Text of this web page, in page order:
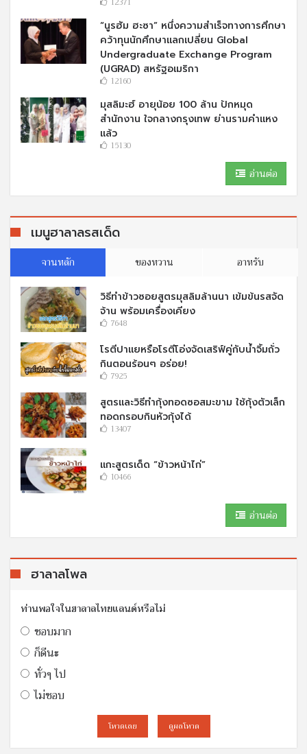
“นูรฮัม ฮะซา” หนึ่งความสำเร็จทางการศึกษา
คว้าทุนนักศึกษาแลกเปลี่ยน Global
Undergraduate Exchange Program
(UGRAD) สหรัฐอเมริกา
12160
มุสลิมะฮ์ อายุน้อย 100 ล้าน ปักหมุด
สำนักงาน ใจกลางกรุงเทพ ย่านรามคำแหง
แล้ว
15130
อ่านต่อ
เมนูฮาลาลรสเด็ด
จานหลัก ของหวาน อาหรับ
วิธีทำข้าวซอยสูตรมุสลิมล้านนา เข้มข้นรสจัด
จ้าน พร้อมเครื่องเคียง
7648
โรตีปาแยหรือโรตีโอ่งจัดเสริฟ์คู่กับนํ้าจิ้มถั่ว
กินตอนร้อนๆ อร่อย!
7925
สูตรและวิธีทำกุ้งทอดซอสมะขาม ใช้กุ้งตัวเล็ก
ทอดกรอบกินหัวกุ้งได้
13407
แกะสูตรเด็ด “ข้าวหน้าไก่”
10466
อ่านต่อ
ฮาลาลโพล
ท่านพอใจในฮาลาลไทยแลนด์หรือไม่
ชอบมาก
ก็ดีนะ
ทั่วๆ ไป
ไม่ชอบ
โหวดเลย ดูผลโหวต